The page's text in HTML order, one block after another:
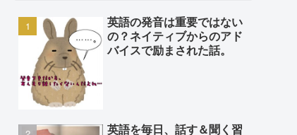
英語の発音は重要ではない
の？ネイティブからのアド
バイスで励まされた話。
英語を毎日、話す＆聞く習